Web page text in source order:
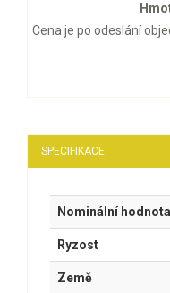
Cena je po odeslání
SPECIFIKACE
Nominální hodnota
Ryzost
Země